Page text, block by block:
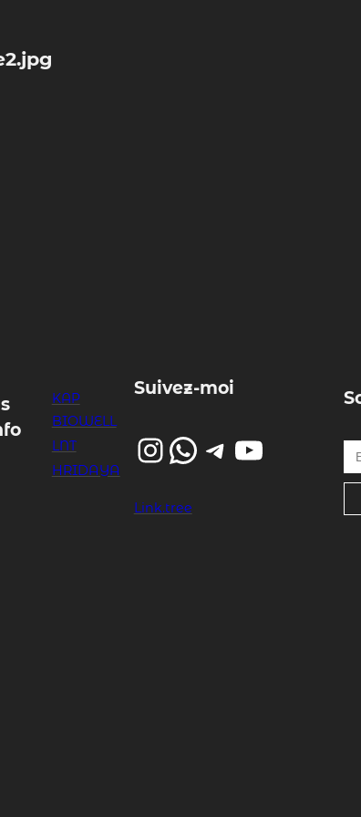
KAP
BIOWELL
LNT
HRIDAYA
Suivez-moi
InstagramWhatsApp Telegram YouTube
Link.tree
Entrez votre email…